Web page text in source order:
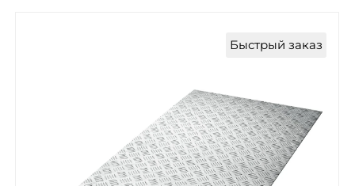
Быстрый заказ